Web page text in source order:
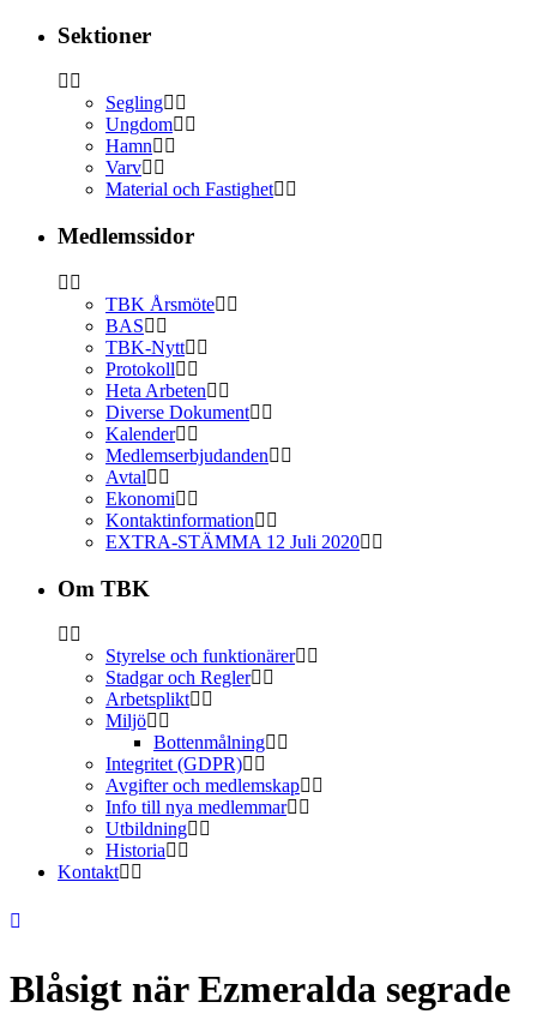
Sektioner
Segling
Ungdom
Hamn
Varv
Material och Fastighet
Medlemssidor
TBK Årsmöte
BAS
TBK-Nytt
Protokoll
Heta Arbeten
Diverse Dokument
Kalender
Medlemserbjudanden
Avtal
Ekonomi
Kontaktinformation
EXTRA-STÄMMA 12 Juli 2020
Om TBK
Styrelse och funktionärer
Stadgar och Regler
Arbetsplikt
Miljö
Bottenmålning
Integritet (GDPR)
Avgifter och medlemskap
Info till nya medlemmar
Utbildning
Historia
Kontakt
Blåsigt när Ezmeralda segrade